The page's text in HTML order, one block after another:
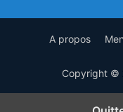
A propos
Copyright ©